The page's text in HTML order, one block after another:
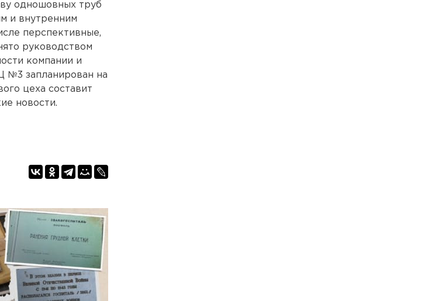
одношовных труб
и внутренним
перспективные,
руководством
компании и
№3 запланирован на
цеха составит
новости.